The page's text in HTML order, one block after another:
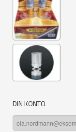
DIN KONTO